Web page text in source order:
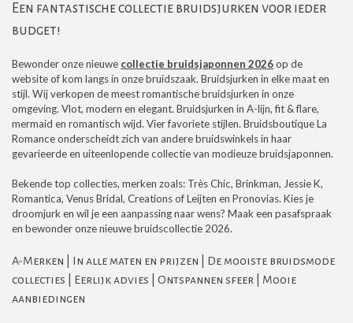
Een fantastische collectie bruidsjurken voor ieder
budget!
Bewonder onze nieuwe collectie bruidsjaponnen 2026op de
website of kom langs in onze bruidszaak. Bruidsjurken in elke maat en
stijl. Wij verkopen de meest romantische bruidsjurken in onze
omgeving. Vlot, modern en elegant. Bruidsjurken in A-lijn, fit & flare,
mermaid en romantisch wijd. Vier favoriete stijlen. Bruidsboutique La
Romance onderscheidt zich van andere bruidswinkels in haar
gevarieerde en uiteenlopende collectie van modieuze bruidsjaponnen.
Bekende top collecties, merken zoals: Très Chic, Brinkman, Jessie K,
Romantica, Venus Bridal, Creations of Leijten en Pronovias. Kies je
droomjurk en wil je een aanpassing naar wens? Maak een pasafspraak
en bewonder onze nieuwe bruidscollectie 2026.
A-Merken | In alle maten en prijzen | De mooiste bruidsmode
collecties | Eerlijk advies | Ontspannen sfeer | Mooie
aanbiedingen